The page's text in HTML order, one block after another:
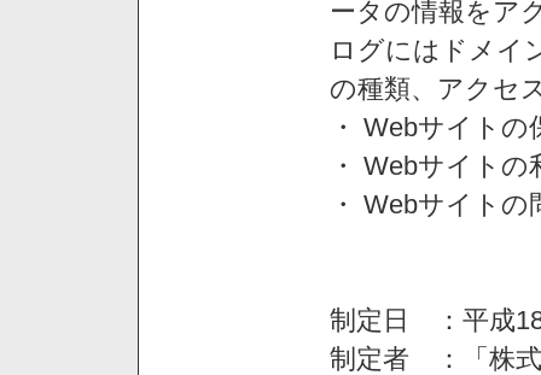
ータの情報をア
ログにはドメイ
の種類、アクセ
・ Webサイトの
・ Webサイト
・ Webサイト
制定日 ：平成
制定者 ：「株